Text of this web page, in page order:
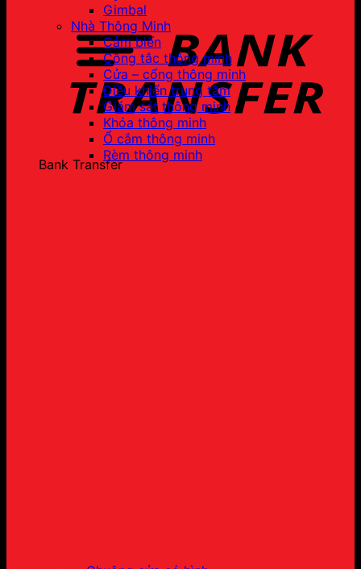
Bank Transfer
Gimbal
Nhà Thông Minh
Cảm biến
Công tắc thông minh
Cửa – cổng thông minh
Điều khiển trung tâm
Giám sát thông minh
Khóa thông minh
Ổ cắm thông minh
Rèm thông minh